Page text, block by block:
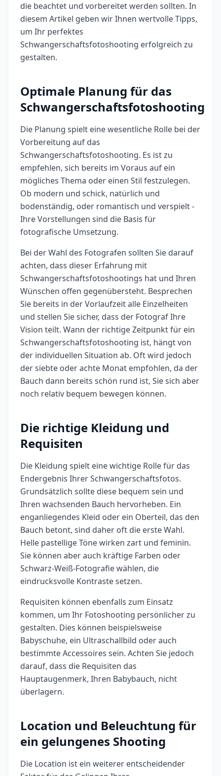
die beachtet und vorbereitet werden sollten. In
diesem Artikel geben wir Ihnen wertvolle Tipps,
um Ihr perfektes
Schwangerschaftsfotoshooting erfolgreich zu
gestalten.
Optimale Planung für das
Schwangerschaftsfotoshooting
Die Planung spielt eine wesentliche Rolle bei der
Vorbereitung auf das
Schwangerschaftsfotoshooting. Es ist zu
empfehlen, sich bereits im Voraus auf ein
mögliches Thema oder einen Stil festzulegen.
Ob modern und schick, natürlich und
bodenständig, oder romantisch und verspielt -
Ihre Vorstellungen sind die Basis für
fotografische Umsetzung.
Bei der Wahl des Fotografen sollten Sie darauf
achten, dass dieser Erfahrung mit
Schwangerschaftsfotoshootings hat und Ihren
Wünschen offen gegenübersteht. Besprechen
Sie bereits in der Vorlaufzeit alle Einzelheiten
und stellen Sie sicher, dass der Fotograf Ihre
Vision teilt. Wann der richtige Zeitpunkt für ein
Schwangerschaftsfotoshooting ist, hängt von
der individuellen Situation ab. Oft wird jedoch
der siebte oder achte Monat empfohlen, da der
Bauch dann bereits schön rund ist, Sie sich aber
noch relativ bequem bewegen können.
Die richtige Kleidung und
Requisiten
Die Kleidung spielt eine wichtige Rolle für das
Endergebnis Ihrer Schwangerschaftsfotos.
Grundsätzlich sollte diese bequem sein und
Ihren wachsenden Bauch hervorheben. Ein
enganliegendes Kleid oder ein Oberteil, das den
Bauch betont, sind daher oft die erste Wahl.
Helle pastellige Töne wirken zart und feminin.
Sie können aber auch kräftige Farben oder
Schwarz-Weiß-Fotografie wählen, die
eindrucksvolle Kontraste setzen.
Requisiten können ebenfalls zum Einsatz
kommen, um Ihr Fotoshooting persönlicher zu
gestalten. Dies können beispielsweise
Babyschuhe, ein Ultraschallbild oder auch
bestimmte Accessoires sein. Achten Sie jedoch
darauf, dass die Requisiten das
Hauptaugenmerk, Ihren Babybauch, nicht
überlagern.
Location und Beleuchtung für
ein gelungenes Shooting
Die Location ist ein weiterer entscheidender